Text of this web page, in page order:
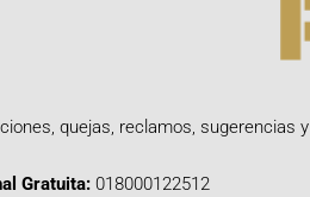
quejas, reclamos, sugerencias y
Gratuita: 018000122512